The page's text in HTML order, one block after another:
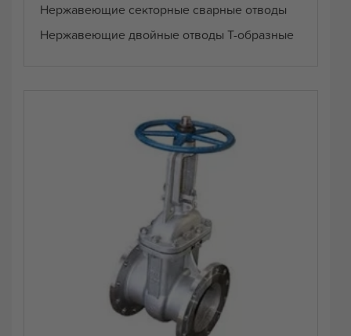
Нержавеющие секторные сварные отводы
Нержавеющие двойные отводы Т-образные